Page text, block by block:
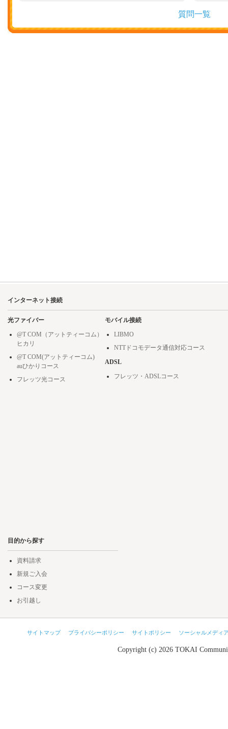
質問一覧
インターネット接続
光ファイバー
@T COM（アットティーコム）
ヒカリ
@T COM(アットティーコム)
auひかりコース
フレッツ光コース
モバイル接続
LIBMO
NTTドコモデータ通信対応コース
ADSL
フレッツ・ADSLコース
目的から探す
資料請求
新規ご入会
コース変更
お引越し
サイトマップ プライバシーポリシー サイトポリシー ソーシャルメディ
Copyright (c) 2026 TOKAI